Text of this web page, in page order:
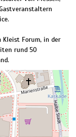
Forum, in der
rund 50